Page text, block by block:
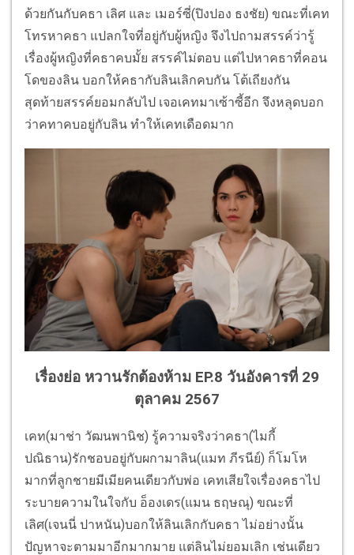
ด้วยกันกับคธา เลิศ และ เมอร์ซี่(ปิงปอง ธงชัย) ขณะที่เคท
โทรหาคธา แปลกใจที่อยู่กับผู้หญิง จึงไปถามสรรค์ว่ารู้
เรื่องผู้หญิงที่คธาคบมั้ย สรรค์ไม่ตอบ แต่ไปหาคธาที่คอน
โดของลิน บอกให้คธากับลินเลิกคบกัน โต้เถียงกัน
สุดท้ายสรรค์ยอมกลับไป เจอเคทมาเซ้าซี้อีก จึงหลุดบอก
ว่าคทาคบอยู่กับลิน ทำให้เคทเดือดมาก
เรื่องย่อ หวานรักต้องห้าม EP.8 วันอังคารที่ 29
ตุลาคม 2567
เคท(มาช่า วัฒนพานิช) รู้ความจริงว่าคธา(ไมกี้
ปณิธาน)รักชอบอยู่กับผกามาลิน(แมท ภีรนีย์) ก็โมโห
มากที่ลูกชายมีเมียคนเดียวกับพ่อ เคทเสียใจเรื่องคธาไป
ระบายความในใจกับ อ็องเดร(แมน ธฤษณุ) ขณะที่
เลิศ(เจนนี่ ปาหนัน)บอกให้ลินเลิกกับคธา ไม่อย่างนั้น
ปัญหาจะตามมาอีกมากมาย แต่ลินไม่ยอมเลิก เช่นเดียว